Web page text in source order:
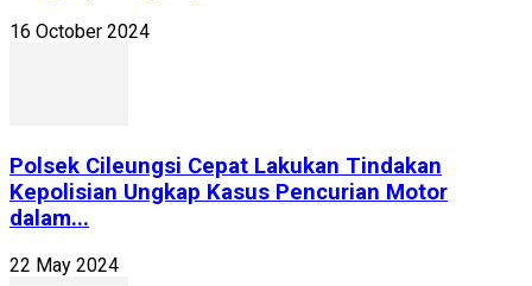
16 October 2024
Polsek Cileungsi Cepat Lakukan Tindakan
Kepolisian Ungkap Kasus Pencurian Motor
dalam...
22 May 2024